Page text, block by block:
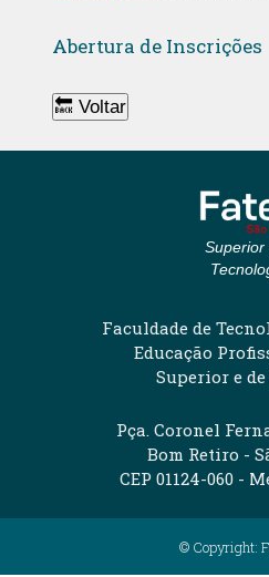
Abertura de Inscrições
🔙 Voltar
Superior
Faculdade de
Educação
Superior e
Pça. Coronel
Bom Retiro -
CEP 01124-060 -
© Copyright: